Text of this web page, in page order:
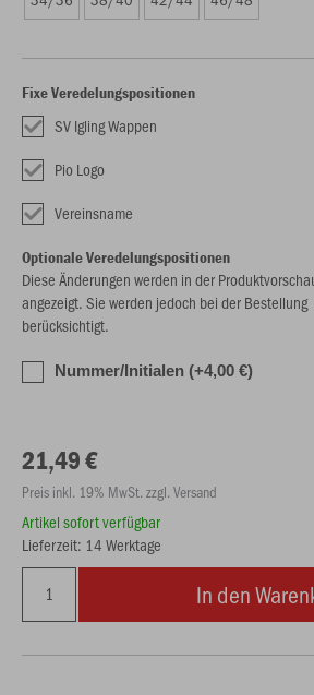
Fixe Veredelungspositionen
SV Igling Wappen
Pio Logo
Vereinsname
Optionale Veredelungspositionen
Diese Änderungen werden in der
angezeigt. Sie werden jedoch bei der Bestellung
berücksichtigt.
Nummer/Initialen (+4,00 €)
21,49 €
Preis inkl. 19% MwSt. zzgl. Versand
Artikel sofort verfügbar
Lieferzeit: 14 Werktage
In den